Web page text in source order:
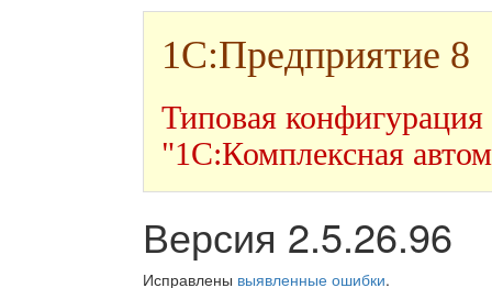
1С:Предприятие 8
Типовая конфигурация
"1С:Комплексная
Версия 2.5.26.96
Исправлены выявленные ошибки.